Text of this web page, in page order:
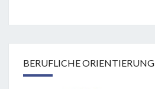
BERUFLICHE ORIENTIERUNG